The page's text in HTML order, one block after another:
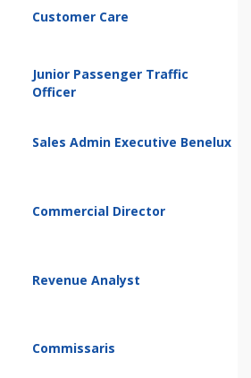
Customer Care
Junior Passenger Traffic
Officer
Sales Admin Executive Benelux
Commercial Director
Revenue Analyst
Commissaris